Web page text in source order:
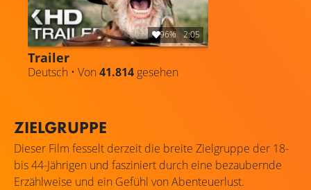
96% 2:05
Trailer
Deutsch • Von41.814 gesehen
ZIELGRUPPE
Dieser Film fesselt derzeit die breite Zielgruppe der 18-
bis 44-Jährigen und fasziniert durch eine bezaubernde
Erzählweise und ein Gefühl von Abenteuerlust.